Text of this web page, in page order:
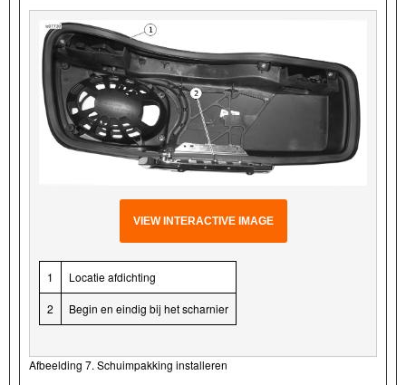
VIEW INTERACTIVE IMAGE
1 Locatie afdichting
2 Begin en eindig bij het scharnier
Afbeelding 7. Schuimpakking installeren